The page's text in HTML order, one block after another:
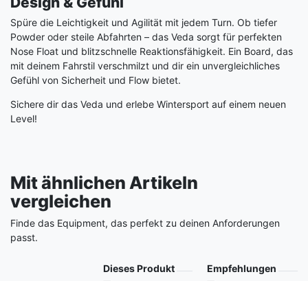
Spüre die Leichtigkeit und Agilität mit jedem Turn. Ob tiefer
Powder oder steile Abfahrten – das Veda sorgt für perfekten
Nose Float und blitzschnelle Reaktionsfähigkeit. Ein Board, das
mit deinem Fahrstil verschmilzt und dir ein unvergleichliches
Gefühl von Sicherheit und Flow bietet.
Sichere dir das Veda und erlebe Wintersport auf einem neuen
Level!
Mit ähnlichen Artikeln
vergleichen
Finde das Equipment, das perfekt zu deinen Anforderungen
passt.
Dieses Produkt Empfehlungen